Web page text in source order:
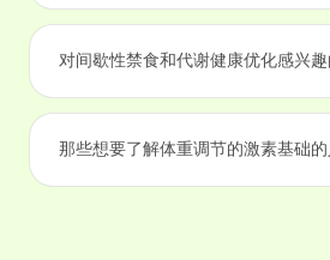
对间歇性禁食和代谢健康优化感兴趣
那些想要了解体重调节的激素基础的